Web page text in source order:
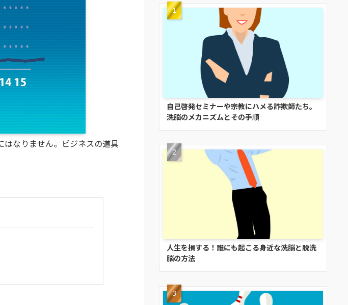
はなりません。ビジネスの道具
自己啓発セミナーや宗教にハメる詐欺師たち。
洗脳のメカニズムとその手順
人生を損する！誰にも起こる身近な洗脳と脱洗
脳の方法